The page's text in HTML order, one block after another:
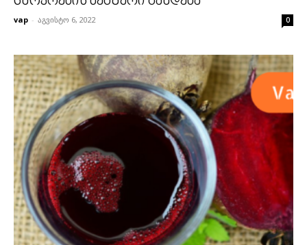
vap - აგვისტო 6, 2022 0